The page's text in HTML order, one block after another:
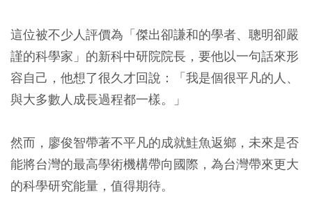
這位被不少人評價為「傑出卻謙和的學者、聰明卻嚴
謹的科學家」的新科中研院院長，要他以一句話來形
容自己，他想了很久才回說：「我是個很平凡的人、
與大多數人成長過程都一樣。」
然而，廖俊智帶著不平凡的成就鮭魚返鄉，未來是否
能將台灣的最高學術機構帶向國際，為台灣帶來更大
的科學研究能量，值得期待。